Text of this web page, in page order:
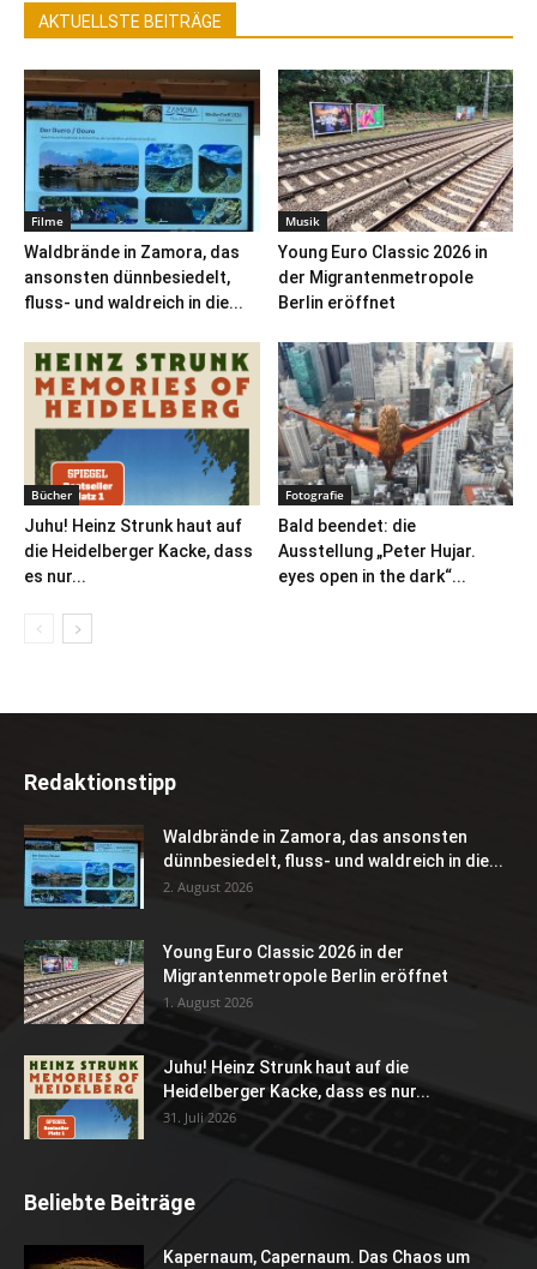
AKTUELLSTE BEITRÄGE
Filme
Waldbrände in Zamora, das
ansonsten dünnbesiedelt,
fluss- und waldreich in die...
Musik
Young Euro Classic 2026 in
der Migrantenmetropole
Berlin eröffnet
Bücher
Juhu! Heinz Strunk haut auf
die Heidelberger Kacke, dass
es nur...
Fotografie
Bald beendet: die
Ausstellung „Peter Hujar.
eyes open in the dark“...
Redaktionstipp
Waldbrände in Zamora, das ansonsten
dünnbesiedelt, fluss- und waldreich in die...
2. August 2026
Young Euro Classic 2026 in der
Migrantenmetropole Berlin eröffnet
1. August 2026
Juhu! Heinz Strunk haut auf die
Heidelberger Kacke, dass es nur...
31. Juli 2026
Beliebte Beiträge
Kapernaum, Capernaum. Das Chaos um